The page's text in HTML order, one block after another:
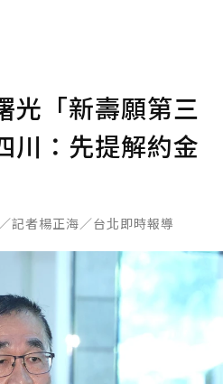
光「新壽願第三
川：先提解約金
記者楊正海／台北即時報導